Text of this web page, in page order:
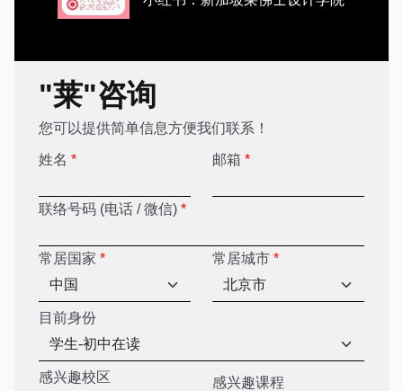
"莱"咨询
您可以提供简单信息方便我们联系！
姓名 * 邮箱 *
联络号码 (电话 / 微信) *
常居国家 * 常居城市 *
目前身份
感兴趣校区 感兴趣课程